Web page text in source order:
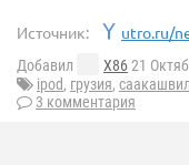
Источник: utro.ru/
Добавил X8621
ipod, грузия,
3 комментария